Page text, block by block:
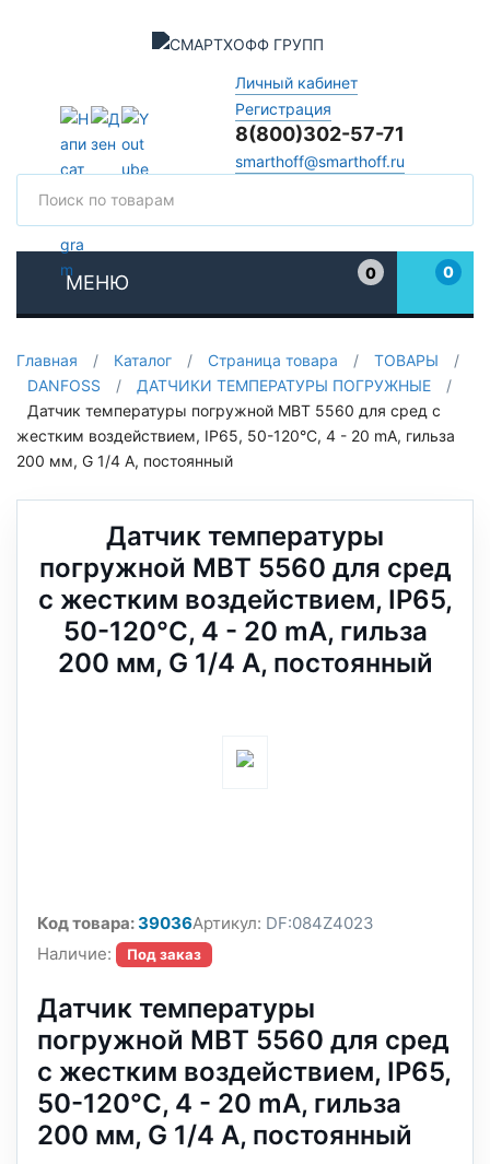
Личный кабинет
Регистрация
8(800)302-57-71
smarthoff@smarthoff.ru
МЕНЮ
0
0
Главная / Каталог / Страница товара / ТОВАРЫ
/
DANFOSS
/ ДАТЧИКИ ТЕМПЕРАТУРЫ ПОГРУЖНЫЕ
/
Датчик температуры погружной MBT 5560 для сред с
жестким воздействием, IP65, 50-120°C, 4 - 20 mA, гильза
200 мм, G 1/4 A, постоянный
Датчик температуры
погружной MBT 5560 для сред
с жестким воздействием, IP65,
50-120°C, 4 - 20 mA, гильза
200 мм, G 1/4 A, постоянный
Код товара:39036Артикул: DF:084Z4023
Наличие:
Под заказ
Датчик температуры
погружной MBT 5560 для сред
с жестким воздействием, IP65,
50-120°C, 4 - 20 mA, гильза
200 мм, G 1/4 A, постоянный